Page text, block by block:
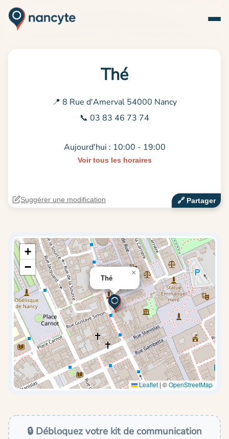
Thé
📍 8 Rue d'Amerval 54000 Nancy
📞 03 83 46 73 74
Aujourd'hui : 10:00 - 19:00
Voir tous les horaires
🔗‍️ Partager
Suggérer une modification
Thé
×
+
−
Leaflet | ©OpenStreetMap
🔒 Débloquez votre kit de communication